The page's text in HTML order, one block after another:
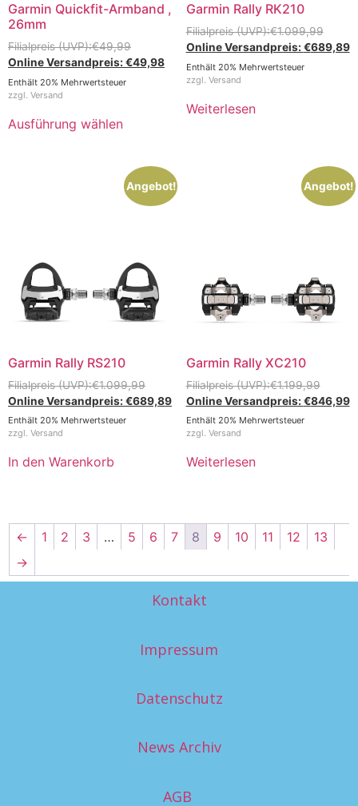
Garmin Quickfit-Armband ,
26mm
€49,99
€49,98
Enthält 20% Mehrwertsteuer
zzgl. Versand
Ausführung wählen
Garmin Rally RK210
€1.099,99
€689,89
Enthält 20% Mehrwertsteuer
zzgl. Versand
Weiterlesen
Angebot!
Garmin Rally RS210
€1.099,99
€689,89
Enthält 20% Mehrwertsteuer
zzgl. Versand
In den Warenkorb
Angebot!
Garmin Rally XC210
€1.199,99
€846,99
Enthält 20% Mehrwertsteuer
zzgl. Versand
Weiterlesen
← 1 2 3 … 5 6 7 8 9 10 11 12
13
→
Kontakt
Impressum
Datenschutz
News Archiv
AGB